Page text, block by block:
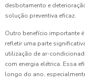
desbotamento e
solução preventiva eficaz.
Outro benefício importante é
refletir uma parte
utilização de ar-
com energia elétrica. Essa
longo do ano,